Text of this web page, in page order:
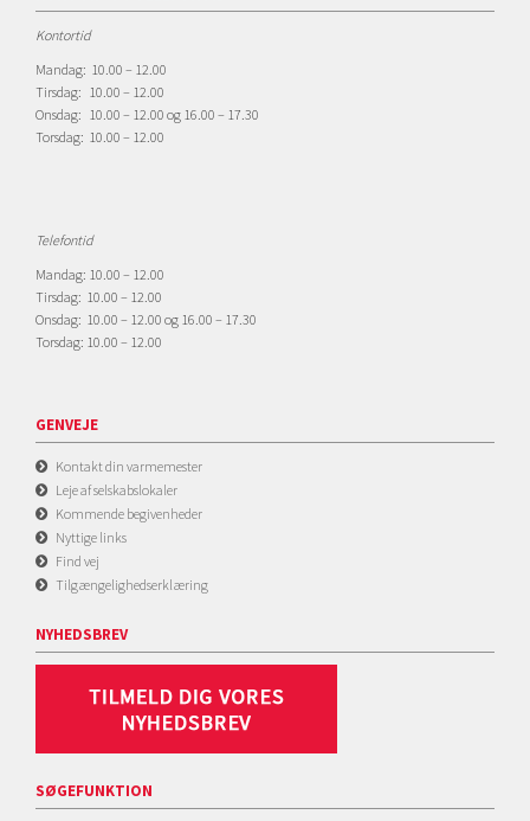
Kontortid
Mandag: 10.00 – 12.00
Tirsdag: 10.00 – 12.00
Onsdag: 10.00 – 12.00 og 16.00 – 17.30
Torsdag: 10.00 – 12.00
Telefontid
Mandag: 10.00 – 12.00
Tirsdag: 10.00 – 12.00
Onsdag: 10.00 – 12.00 og 16.00 – 17.30
Torsdag: 10.00 – 12.00
GENVEJE
Kontakt din varmemester
Leje af selskabslokaler
Kommende begivenheder
Nyttige links
Find vej
Tilgængelighedserklæring
NYHEDSBREV
SØGEFUNKTION